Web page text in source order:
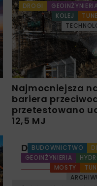
DROGI
KOLEJ
Najmocniejsza
bariera
przetestowano
12,5 MJ
BUDOWNICTWO
GEOINŻYNIERIA
MOSTY